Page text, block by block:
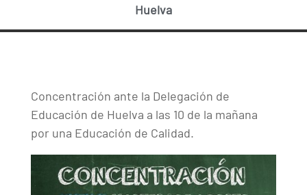
Huelva
Concentración ante la Delegación de
Educación de Huelva a las 10 de la mañana
por una Educación de Calidad.